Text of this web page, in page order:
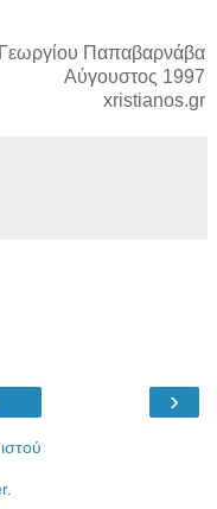
Παπαβαρνάβα
Αύγουστος 1997
xristianos.gr
›
.